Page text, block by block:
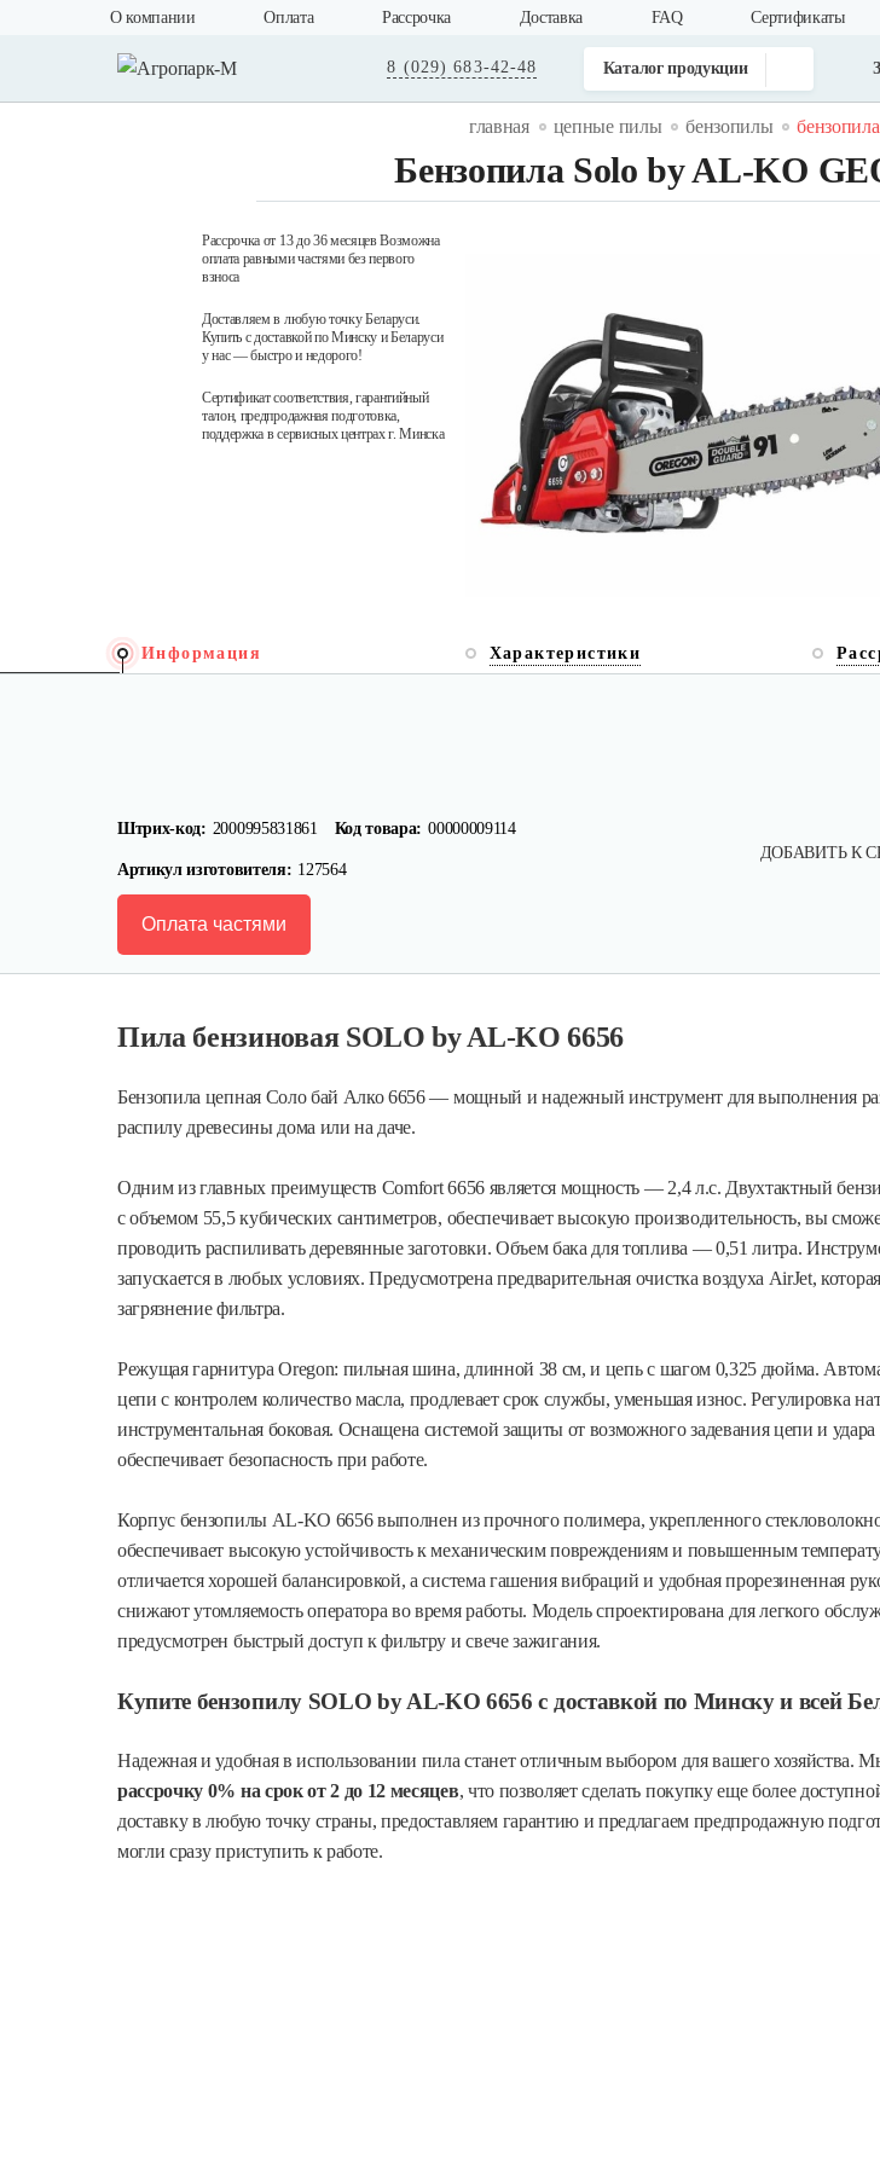
О компании Оплата Рассрочка Доставка FAQ Cертификаты
8 (029) 683-42-48 Каталог продукции
главная цепные пилы бензопилы
Бензопила Solo by AL-KO
Рассрочка от 13 до 36 месяцев Возможна
оплата равными частями без первого
взноса
Доставляем в любую точку Беларуси.
Купить с доставкой по Минску и Беларуси
у нас — быстро и недорого!
Сертификат соответствия, гарантийный
талон, предпродажная подготовка,
поддержка в сервисных центрах г. Минска
Информация Характеристики
Штрих-код: 2000995831861 Код товара: 00000009114
Артикул изготовителя: 127564
ДОБАВИТЬ К
Оплата частями
Пила бензиновая SOLO by AL-KO 6656
Бензопила цепная Соло бай Алко 6656 — мощный и надежный инструмент для выполнения
распилу древесины дома или на даче.
Одним из главных преимуществ Comfort 6656 является мощность — 2,4 л.с. Двухтактный
с объемом 55,5 кубических сантиметров, обеспечивает высокую производительность, вы
проводить распиливать деревянные заготовки. Объем бака для топлива — 0,51 литра.
запускается в любых условиях. Предусмотрена предварительная очистка воздуха AirJet,
загрязнение фильтра.
Режущая гарнитура Oregon: пильная шина, длинной 38 см, и цепь с шагом 0,325 дюйма.
цепи с контролем количество масла, продлевает срок службы, уменьшая износ. Регулировка
инструментальная боковая. Оснащена системой защиты от возможного задевания цепи и удара
обеспечивает безопасность при работе.
Корпус бензопилы AL-KO 6656 выполнен из прочного полимера, укрепленного
обеспечивает высокую устойчивость к механическим повреждениям и повышенным
отличается хорошей балансировкой, а система гашения вибраций и удобная прорезиненная
снижают утомляемость оператора во время работы. Модель спроектирована для легкого
предусмотрен быстрый доступ к фильтру и свече зажигания.
Купите бензопилу SOLO by AL-KO 6656 с доставкой по Минску и всей
Надежная и удобная в использовании пила станет отличным выбором для вашего хозяйства.
рассрочку 0% на срок от 2 до 12 месяцев, что позволяет сделать покупку еще более
доставку в любую точку страны, предоставляем гарантию и предлагаем предпродажную
могли сразу приступить к работе.